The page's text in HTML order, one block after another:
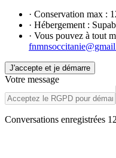
· Conservation max :
· Hébergement :
· Vous pouvez à tout
J'accepte et je démarre
Votre message
Conversations enregistrées